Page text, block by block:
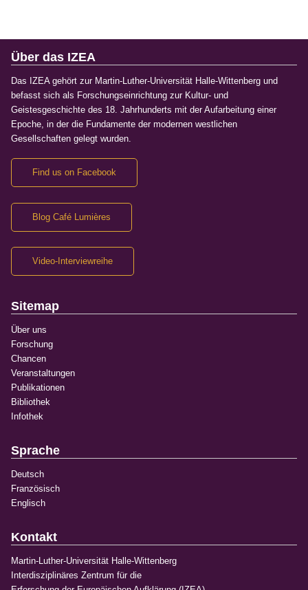
Über das IZEA
Das IZEA gehört zur Martin-Luther-Universität Halle-Wittenberg und
befasst sich als Forschungseinrichtung zur Kultur- und
Geistesgeschichte des 18. Jahrhunderts mit der Aufarbeitung einer
Epoche, in der die Fundamente der modernen westlichen
Gesellschaften gelegt wurden.
Find us on Facebook
Blog Café Lumières
Video-Interviewreihe
Sitemap
Über uns
Forschung
Chancen
Veranstaltungen
Publikationen
Bibliothek
Infothek
Sprache
Deutsch
Französisch
Englisch
Kontakt
Martin-Luther-Universität Halle-Wittenberg
Interdisziplinäres Zentrum für die